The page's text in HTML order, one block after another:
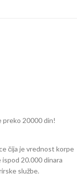
čija je vrednost korpe
ispod 20.000 dinara
službe.